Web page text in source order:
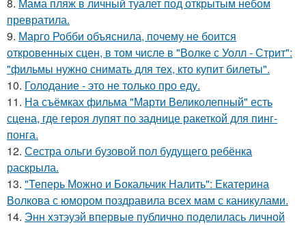
превратила.
9. Марго Робби объяснила, почему не боится
откровенных сцен, в том числе в "Волке с Уолл - Стрит":
"фильмы нужно снимать для тех, кто купит билеты".
10. Голодание - это не только про еду.
11. На съёмках фильма "Марти Великолепный" есть
сцена, где героя лупят по заднице ракеткой для пинг-
понга.
12. Сестра ольги бузовой пол будущего ребёнка
раскрыла.
13. "Теперь Можно и Бокальчик Налить": Екатерина
Волкова с юмором поздравила всех мам с каникулами.
14. Энн хэтэуэй впервые публично поделилась личной